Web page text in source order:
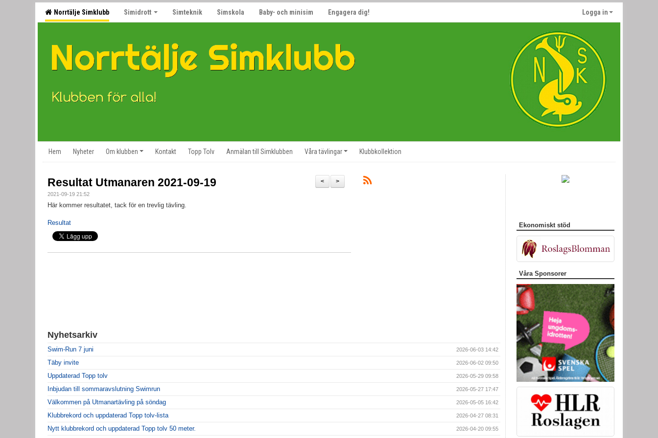
Norrtälje Simklubb Simidrott Simteknik Simskola Baby- och minisim Engagera dig! Logga in
Hem Nyheter Om klubben Kontakt Topp Tolv Anmälan till Simklubben Våra tävlingar Klubbkollektion
>
<
Resultat Utmanaren 2021-09-19
2021-09-19 21:52
Här kommer resultatet, tack för en trevlig tävling.
Resultat
Nyhetsarkiv
Swim-Run 7 juni 2026-06-03 14:42
Täby invite 2026-06-02 09:50
Uppdaterad Topp tolv 2026-05-29 09:58
Inbjudan till sommaravslutning Swimrun 2026-05-27 17:47
Välkommen på Utmanartävling på söndag 2026-05-05 16:42
Klubbrekord och uppdaterad Topp tolv-lista 2026-04-27 08:31
Nytt klubbrekord och uppdaterad Topp tolv 50 meter. 2026-04-20 09:55
Ekonomiskt stöd
Våra Sponsorer